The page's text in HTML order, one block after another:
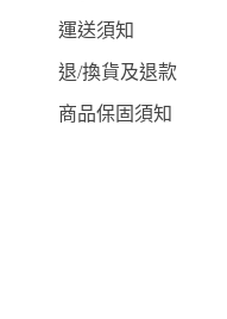
運送須知
退/換貨及退款
商品保固須知